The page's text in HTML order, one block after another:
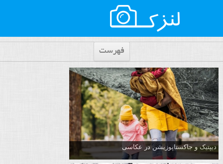
فهرست
دیپتیک و جاکستا‌پوزیشن در عکاسی